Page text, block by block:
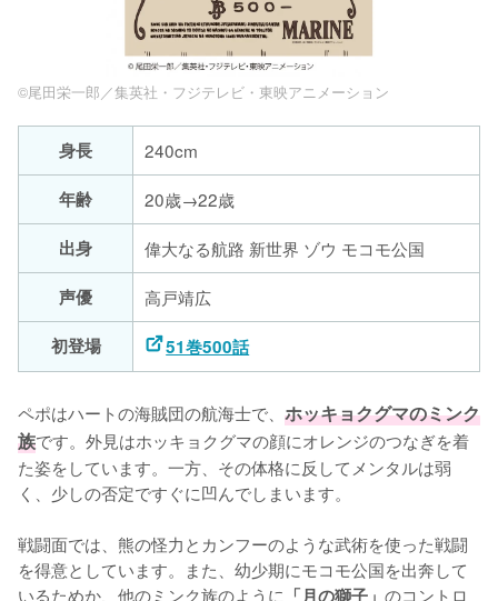
©尾田栄一郎／集英社・フジテレビ・東映アニメーション
身長
240cm
年齢
20歳→22歳
出身
偉大なる航路 新世界 ゾウ モコモ公国
声優
高戸靖広
初登場
51巻500話
ペポはハートの海賊団の航海士で、 ホッキョクグマのミンク
族です。外見はホッキョクグマの顔にオレンジのつなぎを着
た姿をしています。一方、その体格に反してメンタルは弱
く、少しの否定ですぐに凹んでしまいます。
戦闘面では、熊の怪力とカンフーのような武術を使った戦闘
を得意としています。また、幼少期にモコモ公国を出奔して
いるためか、他のミンク族のように 「月の獅子」 のコントロ